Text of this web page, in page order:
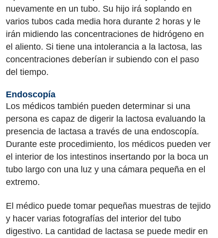
nuevamente en un tubo. Su hijo irá soplando en
varios tubos cada media hora durante 2 horas y le
irán midiendo las concentraciones de hidrógeno en
el aliento. Si tiene una intolerancia a la lactosa, las
concentraciones deberían ir subiendo con el paso
del tiempo.
Endoscopía
Los médicos también pueden determinar si una
persona es capaz de digerir la lactosa evaluando la
presencia de lactasa a través de una endoscopía.
Durante este procedimiento, los médicos pueden ver
el interior de los intestinos insertando por la boca un
tubo largo con una luz y una cámara pequeña en el
extremo.
El médico puede tomar pequeñas muestras de tejido
y hacer varias fotografías del interior del tubo
digestivo. La cantidad de lactasa se puede medir en